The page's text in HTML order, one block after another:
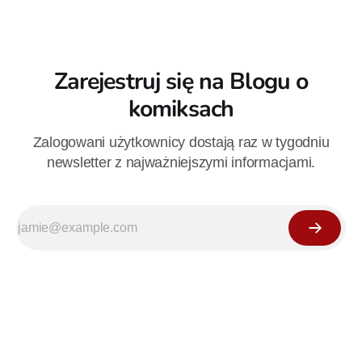
Zarejestruj się na Blogu o
komiksach
Zalogowani użytkownicy dostają raz w tygodniu
newsletter z najważniejszymi informacjami.